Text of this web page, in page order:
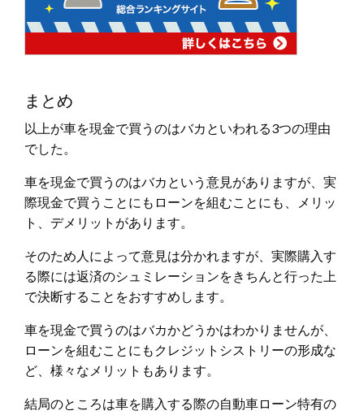
まとめ
以上が車を現金で買うのはバカといわれる3つの理由
でした。
車を現金で買うのはバカという意見がありますが、実
際現金で買うことにもローンを組むことにも、メリッ
ト、デメリットがあります。
そのため人によって意見は分かれますが、実際購入す
る際には返済のシュミレーションをきちんと行った上
で決断することをおすすめします。
車を現金で買うのはバカかどうかはわかりませんが、
ローンを組むことにもクレジットシストリーの形成な
ど、様々なメリットもあります。
結局のところは車を購入する際の自動車ローン特有の